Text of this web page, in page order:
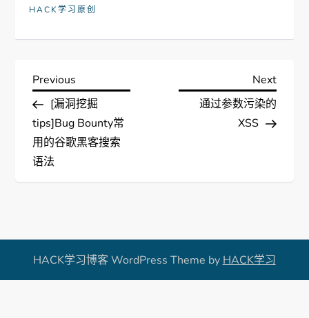
HACK学习原创
文
章
导
Previous
Post
Previous
[漏洞挖掘
tips]Bug Bounty常
用的谷歌黑客搜索
语法
Next
Post
Next
通过参数污染的
XSS
HACK学习博客 WordPress Theme by HACK学习